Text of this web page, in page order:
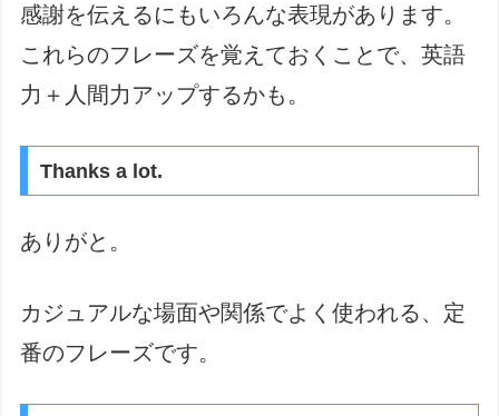
感謝を伝えるにもいろんな表現があります。
これらのフレーズを覚えておくことで、英語
力＋人間力アップするかも。
Thanks a lot.
ありがと。
カジュアルな場面や関係でよく使われる、定
番のフレーズです。